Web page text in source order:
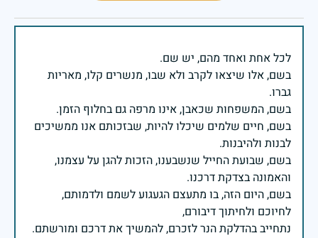
בשם, אלו שיצאו לקרב ולא שבו, מנשרים קלו, מאריות
בשם, חיים שלמים שיכלו להיות, שבזכותם אנו ממשיכים
בשם, שבועת החייל שנשבענו, הזכות להגן על עצמנו,
בשם, היום הזה, בו מתעצם הגעגוע לשמם ולדמותם,
נתחייב בהדלקת הנר לזכרם, להמשיך את דרכם ומורשתם.